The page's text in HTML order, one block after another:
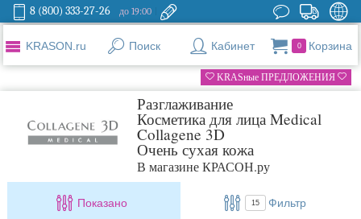
8 (800) 333-27-26 до 19:00
KRASON.ru Поиск Кабинет 0 Корзина
KRASные ПРЕДЛОЖЕНИЯ
Разглаживание
Косметика для лица Medical
Collagene 3D
Очень сухая кожа
В магазине КРАСОН.ру
Показано 15 Фильтр